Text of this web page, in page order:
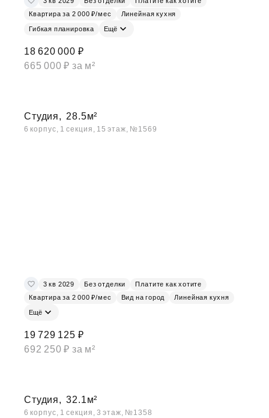
Квартира за 2 000 ₽/мес
Линейная кухня
Гибкая планировка Ещё
18 620 000 ₽
665 000 ₽ за м²
Студия, 28.5м²
6 корпус, 1 секция, 15 этаж, №1569
3 кв 2029 Без отделки
Платите как хотите
Квартира за 2 000 ₽/мес
Вид на город Линейная кухня
Ещё
19 729 125 ₽
692 250 ₽ за м²
Студия, 32.1м²
6 корпус, 1 секция, 3 этаж, №1358